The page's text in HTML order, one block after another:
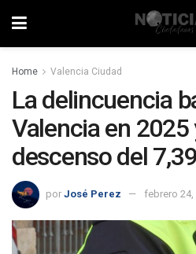
Home Valencia Ciudad
La delincuencia
Valencia en
descenso del
por José Perez febrero 24,